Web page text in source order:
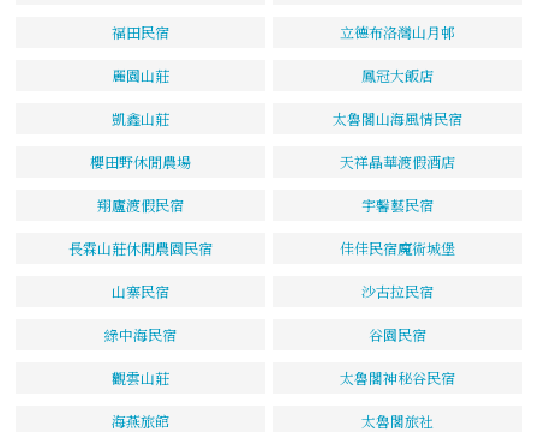
福田民宿 立德布洛灣山月邨
麗園山莊 鳳冠大飯店
凱鑫山莊 太魯閣山海風情民宿
櫻田野休閒農場 天祥晶華渡假酒店
翔廬渡假民宿 宇馨藝民宿
長霖山莊休閒農園民宿 佳佳民宿魔術城堡
山寨民宿 沙古拉民宿
綠中海民宿 谷園民宿
觀雲山莊 太魯閣神秘谷民宿
海燕旅館 太魯閣旅社